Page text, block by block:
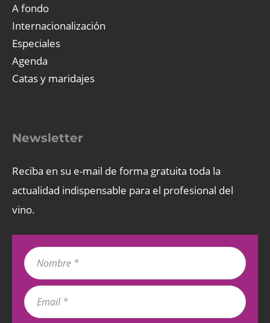
A fondo
Internacionalización
Especiales
Agenda
Catas y maridajes
Newsletter
Reciba en su e-mail de forma gratuita toda la
actualidad indispensable para el profesional del
vino.